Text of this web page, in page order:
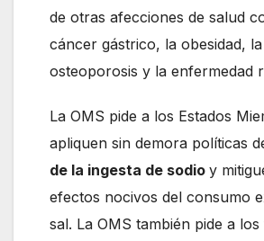
de otras afecciones de salud
cáncer gástrico, la obesidad, la
osteoporosis y la enfermedad
La OMS pide a los Estados
apliquen sin demora políticas
de la ingesta de sodio y
efectos nocivos del consumo
sal. La OMS también pide a